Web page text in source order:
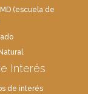
(escuela de
Interés
de interés